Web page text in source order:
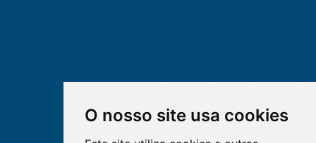
O nosso site usa cookies